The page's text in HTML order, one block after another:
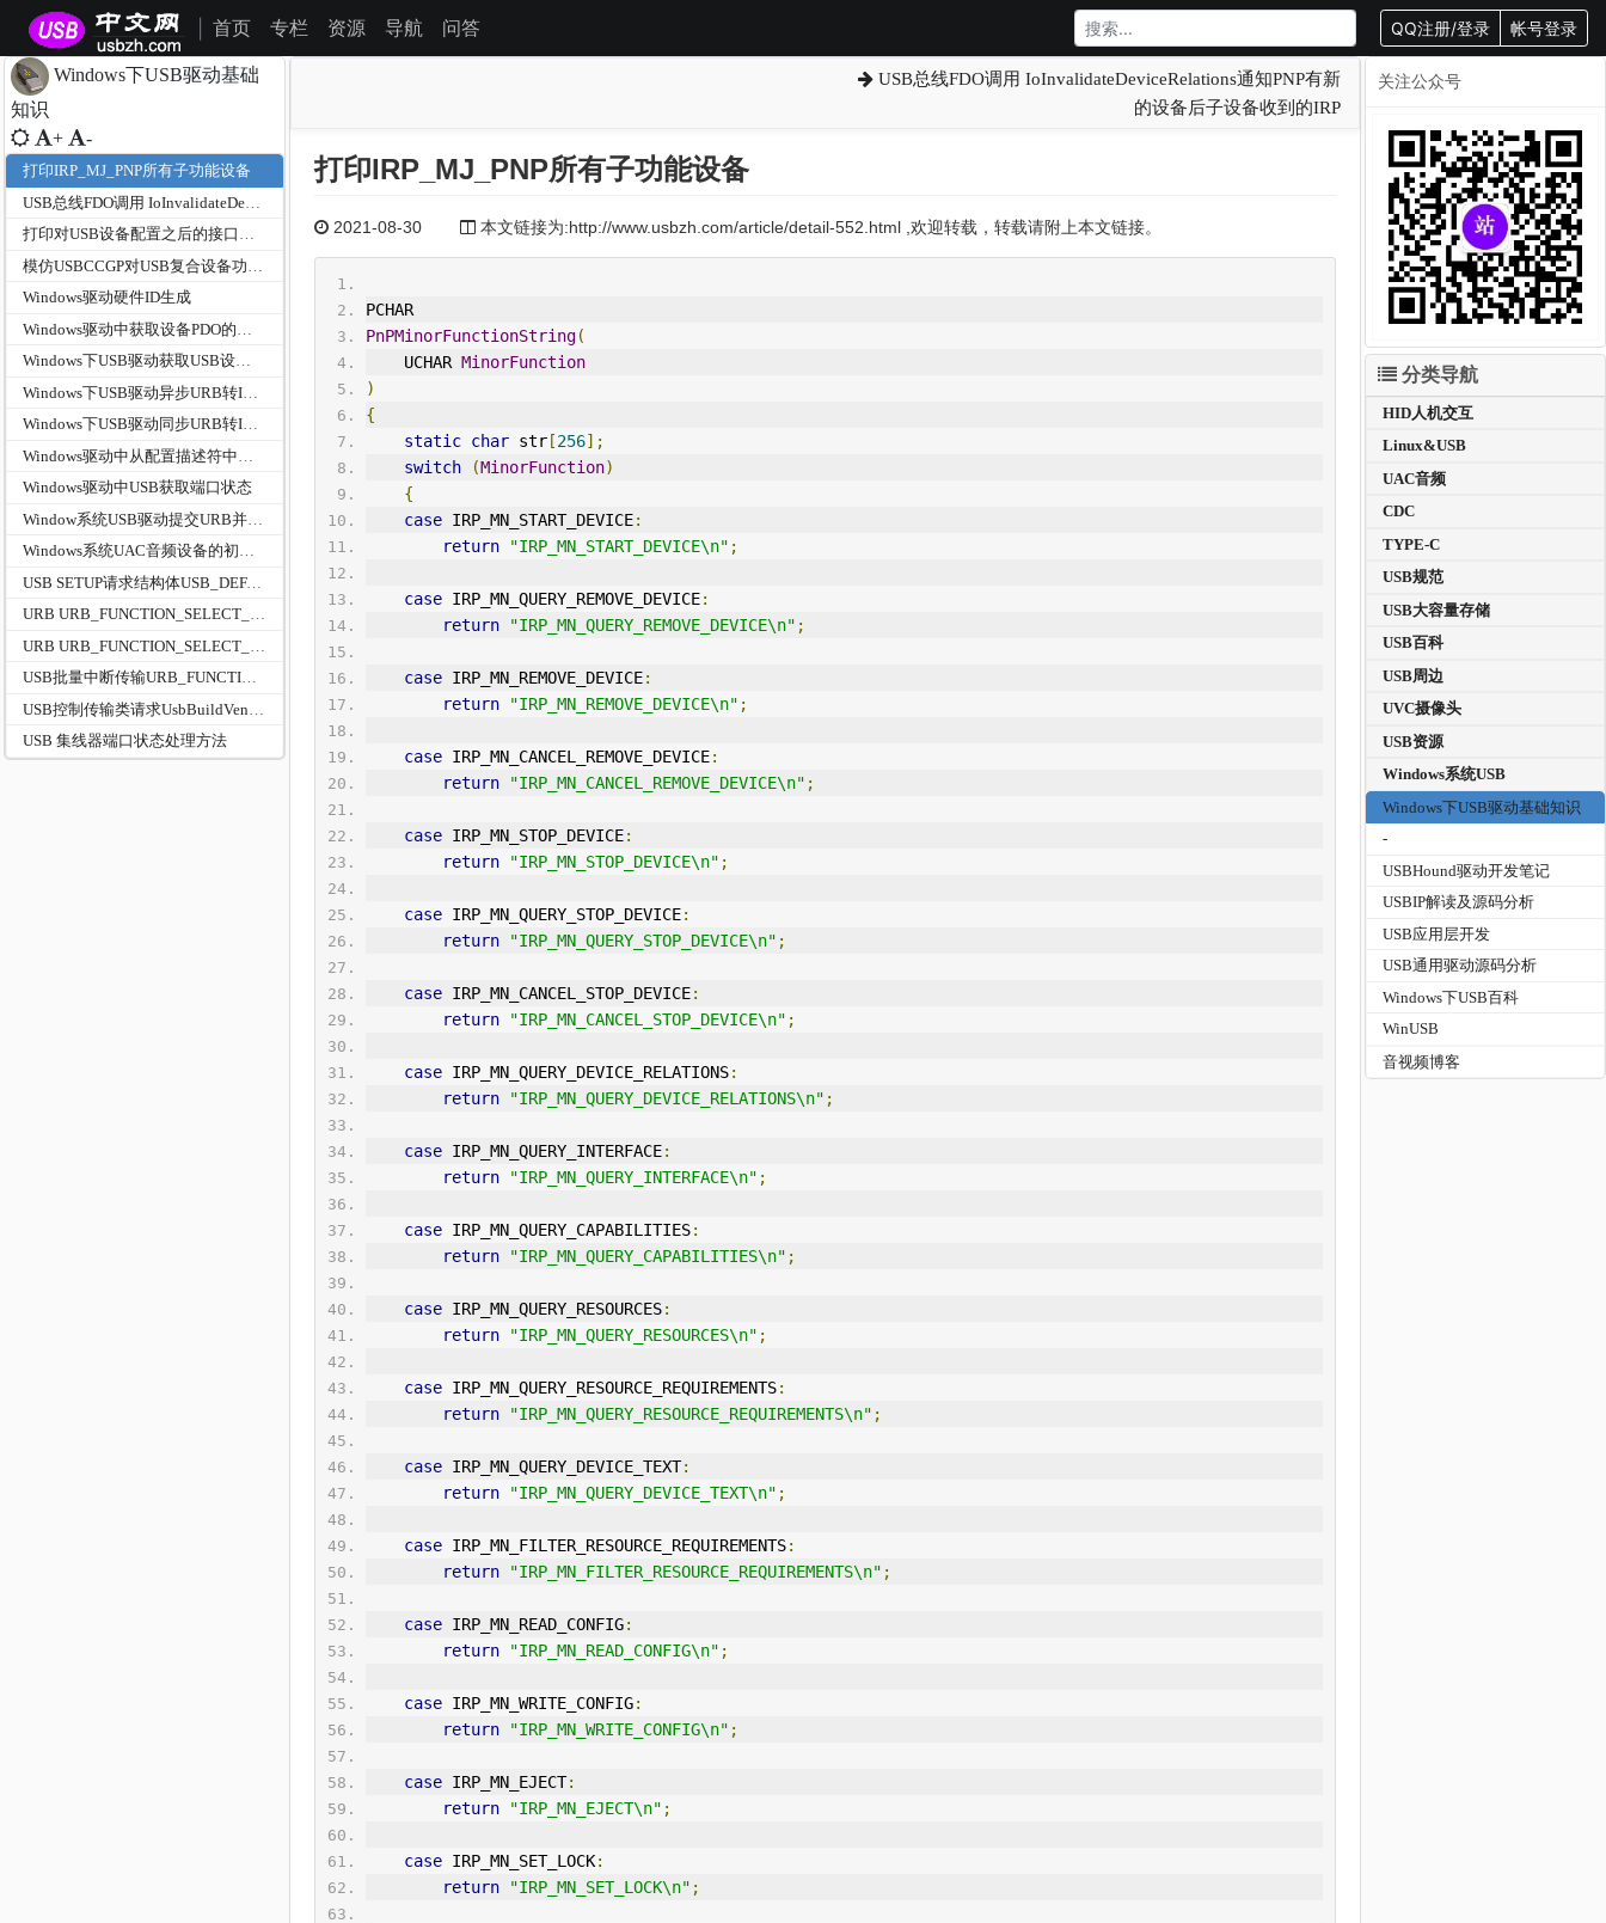
首页 专栏 资源 导航 问答 QQ注册/登录 帐号登录
Windows下USB驱动基础
知识
+ -
打印IRP_MJ_PNP所有子功能设备
打印对USB设备配置之后的接口管道信息
Windows驱动硬件ID生成
Windows下USB驱动获取USB设备各种描述符代码函数封装
Windows下USB驱动同步URB转IRP请求函数代码-改进版
Windows驱动中USB获取端口状态
Windows系统UAC音频设备的初始化过程
USB SETUP请求结构体USB_DEFAULT_PIPE_SETUP_PACKET
URB URB_FUNCTION_SELECT_INTERFACE分析详解
USB批量中断传输URB_FUNCTION_BULK_OR_INTERRUPT_TRANSFER代码示例
USB 集线器端口状态处理方法
USB总线FDO调用 IoInvalidateDeviceRelations通知PNP有新
的设备后子设备收到的IRP
打印IRP_MJ_PNP所有子功能设备
2021-08-30 本文链接为:http://www.usbzh.com/article/detail-552.html ,欢迎转载，转载请附上本文链接。
PCHAR
PnPMinorFunctionString(
    UCHAR
MinorFunction
)
{
static char str[256];
switch
(MinorFunction)
{
case IRP_MN_START_DEVICE:
return
"IRP_MN_START_DEVICE\n" ;
case IRP_MN_QUERY_REMOVE_DEVICE:
return
"IRP_MN_QUERY_REMOVE_DEVICE\n" ;
case IRP_MN_REMOVE_DEVICE:
return
"IRP_MN_REMOVE_DEVICE\n" ;
case IRP_MN_CANCEL_REMOVE_DEVICE:
return
"IRP_MN_CANCEL_REMOVE_DEVICE\n" ;
case IRP_MN_STOP_DEVICE:
return
"IRP_MN_STOP_DEVICE\n" ;
case IRP_MN_QUERY_STOP_DEVICE:
return
"IRP_MN_QUERY_STOP_DEVICE\n" ;
case IRP_MN_CANCEL_STOP_DEVICE:
return
"IRP_MN_CANCEL_STOP_DEVICE\n" ;
case IRP_MN_QUERY_DEVICE_RELATIONS:
return
"IRP_MN_QUERY_DEVICE_RELATIONS\n" ;
case IRP_MN_QUERY_ INTERFACE:
return
"IRP_MN_QUERY_ INTERFACE\n" ;
case IRP_MN_QUERY_CAPABILITIES:
return
"IRP_MN_QUERY_CAPABILITIES\n" ;
case IRP_MN_QUERY_RESOURCES:
return
"IRP_MN_QUERY_RESOURCES\n" ;
case IRP_MN_QUERY_RESOURCE_REQUIREMENTS:
return
"IRP_MN_QUERY_RESOURCE_REQUIREMENTS\n" ;
case IRP_MN_QUERY_DEVICE_TEXT:
return
"IRP_MN_QUERY_DEVICE_TEXT\n" ;
case IRP_MN_FILTER_RESOURCE_REQUIREMENTS:
return
"IRP_MN_FILTER_RESOURCE_REQUIREMENTS\n" ;
case IRP_MN_READ_CONFIG:
return
"IRP_MN_READ_CONFIG\n" ;
case IRP_MN_ WRITE_CONFIG:
return
"IRP_MN_ WRITE_CONFIG\n" ;
case IRP_MN_EJECT:
return
"IRP_MN_EJECT\n" ;
case IRP_MN_SET_LOCK:
return
"IRP_MN_SET_LOCK\n" ;
关注公众号
分类导航
HID人机交互
Linux&USB
UAC音频
CDC
TYPE-C
USB规范
USB大容量存储
USB百科
USB周边
UVC摄像头
USB资源
Windows系统USB
Windows下USB驱动基础知识
-
USBHound驱动开发笔记
USBIP解读及源码分析
USB应用层开发
USB通用驱动源码分析
Windows下USB百科
WinUSB
音视频博客